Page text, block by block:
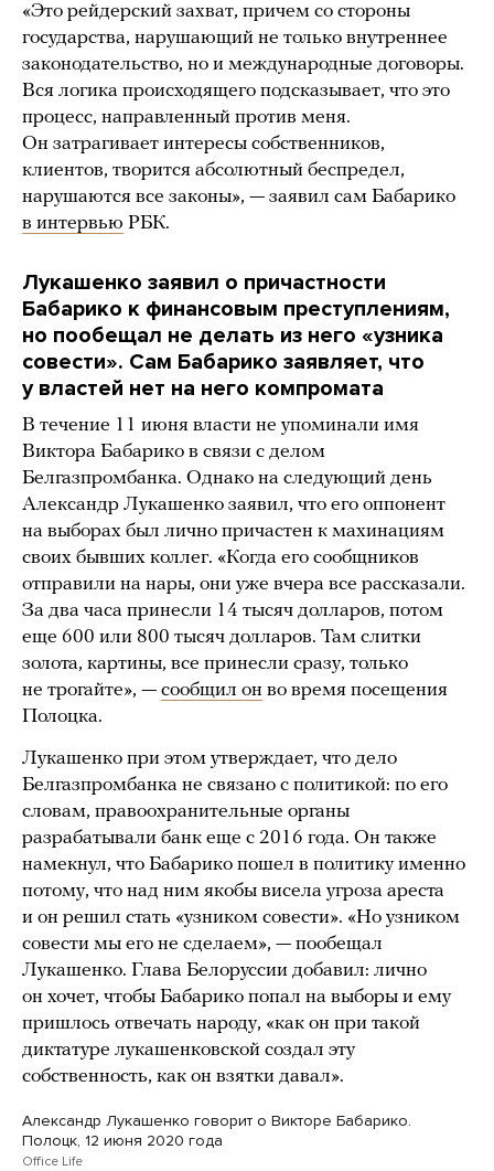
«Это рейдерский захват, причем со стороны
государства, нарушающий не только внутреннее
законодательство, но и международные договоры.
Вся логика происходящего подсказывает, что это
процесс, направленный против меня.
Он затрагивает интересы собственников,
клиентов, творится абсолютный беспредел,
нарушаются все законы», — заявил сам Бабарико
в интервью РБК.
Лукашенко заявил о причастности
Бабарико к финансовым преступлениям,
но пообещал не делать из него «узника
совести». Сам Бабарико заявляет, что
у властей нет на него компромата
В течение 11 июня власти не упоминали имя
Виктора Бабарико в связи с делом
Белгазпромбанка. Однако на следующий день
Александр Лукашенко заявил, что его оппонент
на выборах был лично причастен к махинациям
своих бывших коллег. «Когда его сообщников
отправили на нары, они уже вчера все рассказали.
За два часа принесли 14 тысяч долларов, потом
еще 600 или 800 тысяч долларов. Там слитки
золота, картины, все принесли сразу, только
не трогайте», — сообщил он во время посещения
Полоцка.
Лукашенко при этом утверждает, что дело
Белгазпромбанка не связано с политикой: по его
словам, правоохранительные органы
разрабатывали банк еще с 2016 года. Он также
намекнул, что Бабарико пошел в политику именно
потому, что над ним якобы висела угроза ареста
и он решил стать «узником совести». «Но узником
совести мы его не сделаем», — пообещал
Лукашенко. Глава Белоруссии добавил: лично
он хочет, чтобы Бабарико попал на выборы и ему
пришлось отвечать народу, «как он при такой
диктатуре лукашенковской создал эту
собственность, как он взятки давал».
Александр Лукашенко говорит о Викторе Бабарико.
Полоцк, 12 июня 2020 года
Office Life